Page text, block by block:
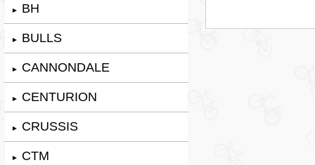
► BH
► BULLS
► CANNONDALE
► CENTURION
► CRUSSIS
► CTM